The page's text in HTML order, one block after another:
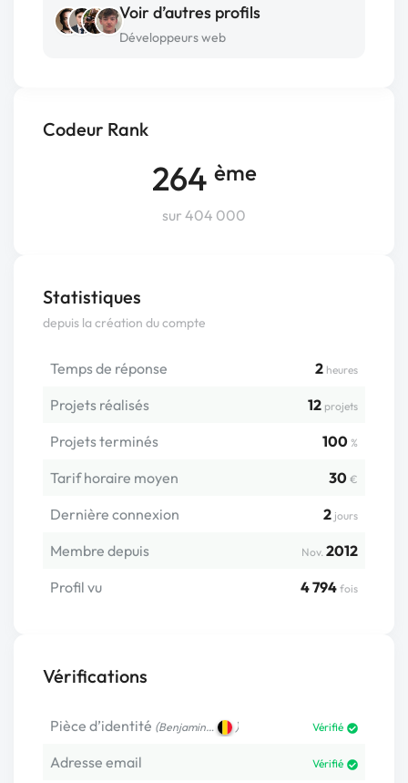
Codeur Rank
264 ème
sur 404 000
Statistiques
depuis la création du compte
Temps de réponse 2 heures
Projets réalisés 12 projets
Projets terminés 100 %
Tarif horaire moyen 30 €
Dernière connexion 2 jours
Membre depuis Nov. 2012
Profil vu
4 794 fois
Vérifications
Pièce d’identité (Benjamin… ) Vérifié
Adresse email Vérifié
Voir d’autres profils
Développeurs web